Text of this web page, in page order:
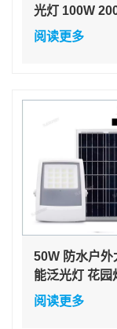
光灯 100W
立式充电 LED
阅读更多
50W 防水户外
能泛光灯 花园
35W 体育场反
阅读更多